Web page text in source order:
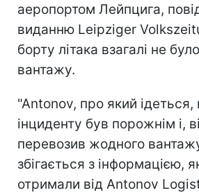
аеропортом Лейпцига,
виданню Leipziger
борту літака взагалі не
вантажу.
"Antonov, про який
інциденту був порожнім і,
перевозив жодного
збігається з інформацією,
отримали від Antonov